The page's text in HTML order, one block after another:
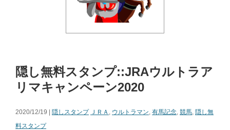
隠し無料スタンプ::JRAウルトラア
リマキャンペーン2020
2020/12/19 | 隠しスタンプ ＪＲＡ , ウルトラマン, 有馬記念, 競馬, 隠し無
料スタンプ